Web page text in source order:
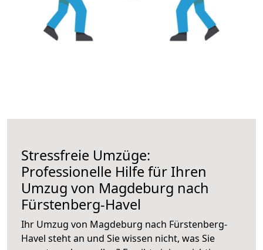
Stressfreie Umzüge:
Professionelle Hilfe für Ihren
Umzug von Magdeburg nach
Fürstenberg-Havel
Ihr Umzug von Magdeburg nach Fürstenberg-
Havel steht an und Sie wissen nicht, was Sie